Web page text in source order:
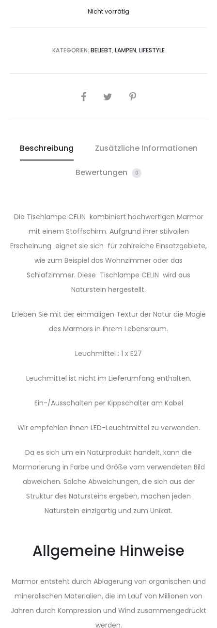
Nicht vorrätig
KATEGORIEN: BELIEBT, LAMPEN, LIFESTYLE
SHARE
Beschreibung Zusätzliche Informationen
Bewertungen 0
Die Tischlampe CELIN kombiniert hochwertigen Marmor
mit einem Stoffschirm. Aufgrund ihrer stilvollen
Erscheinung eignet sie sich für zahlreiche Einsatzgebiete,
wie zum Beispiel das Wohnzimmer oder das
Schlafzimmer. Diese Tischlampe CELIN wird aus
Naturstein hergestellt.
Erleben Sie mit der einmaligen Textur der Natur die Magie
des Marmors in Ihrem Lebensraum.
Leuchmittel : 1 x E27
Leuchmittel ist nicht im Lieferumfang enthalten.
Ein-/Ausschalten per Kippschalter am Kabel
Wir empfehlen Ihnen LED-Leuchtmittel zu verwenden.
Da es sich um ein Naturprodukt handelt, kann die
Marmorierung in Farbe und Größe vom verwendeten Bild
abweichen. Solche Abweichungen, die sich aus der
Struktur des Natursteins ergeben, machen jeden
Naturstein einzigartig und zum Unikat.
Allgemeine Hinweise
Marmor entsteht durch Ablagerung von organischen und
mineralischen Materialien, die im Lauf von Millionen von
Jahren durch Kompression und Wind zusammengedrückt
werden.